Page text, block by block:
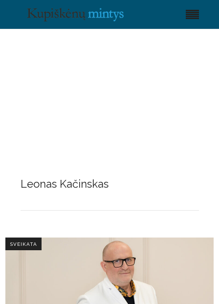
Leonas Kačinskas
SVEIKATA